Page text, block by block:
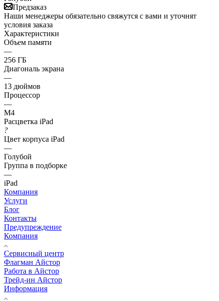
Предзаказ
Наши менеджеры обязательно свяжутся с вами и уточнят
условия заказа
Характеристики
Объем памяти
—
256 ГБ
Диагональ экрана
—
13 дюймов
Процессор
—
M4
Расцветка iPad
?
Цвет корпуса iPad
—
Голубой
Группа в подборке
—
iPad
Компания
Услуги
Блог
Контакты
Предупреждение
Компания
Сервисный центр
Флагман Айстор
Работа в Айстор
Трейд-ин Айстор
Информация